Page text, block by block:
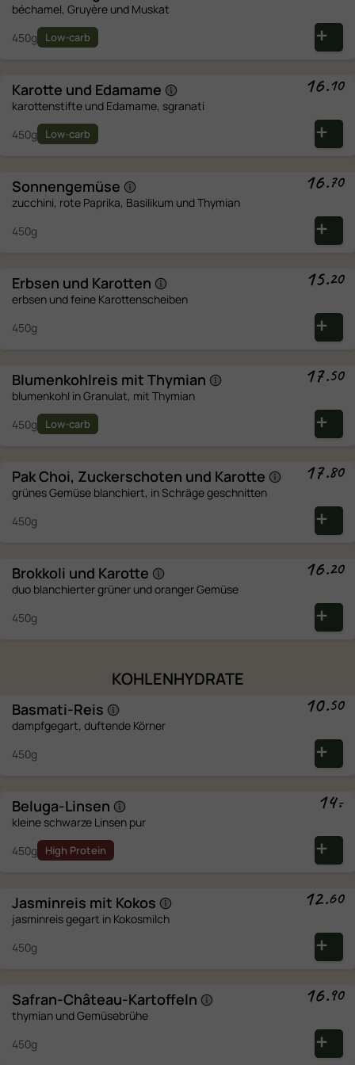
béchamel, Gruyère und Muskat
450g
Low-carb
16.10
Karotte und Edamame
karottenstifte und Edamame, sgranati
450g
Low-carb
16.70
Sonnengemüse
zucchini, rote Paprika, Basilikum und Thymian
450g
15.20
Erbsen und Karotten
erbsen und feine Karottenscheiben
450g
17.50
Blumenkohlreis mit Thymian
blumenkohl in Granulat, mit Thymian
450g
Low-carb
17.80
Pak Choi, Zuckerschoten und Karotte
grünes Gemüse blanchiert, in Schräge geschnitten
450g
16.20
Brokkoli und Karotte
duo blanchierter grüner und oranger Gemüse
450g
KOHLENHYDRATE
10.50
Basmati-Reis
dampfgegart, duftende Körner
450g
14.-
Beluga-Linsen
kleine schwarze Linsen pur
450g
High Protein
12.60
Jasminreis mit Kokos
jasminreis gegart in Kokosmilch
450g
16.90
Safran-Château-Kartoffeln
thymian und Gemüsebrühe
450g